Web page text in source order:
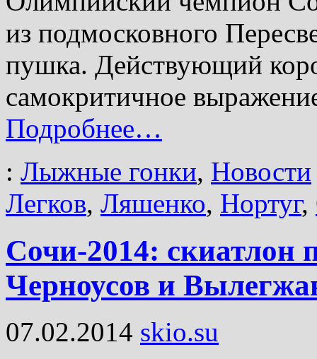
из подмосковного
пушка. Действующий
самокритичное
Подробнее…
: Лыжные гонки, Новости
Легков, Ляшенко, Нортуг,
Сочи-2014: скиатлон
Черноусов и
07.02.2014 skio.su